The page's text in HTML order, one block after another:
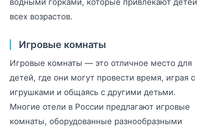
всех возрастов.
Игровые комнаты
Игровые комнаты — это отличное место для
детей, где они могут провести время, играя с
игрушками и общаясь с другими детьми.
Многие отели в России предлагают игровые
комнаты, оборудованные разнообразными